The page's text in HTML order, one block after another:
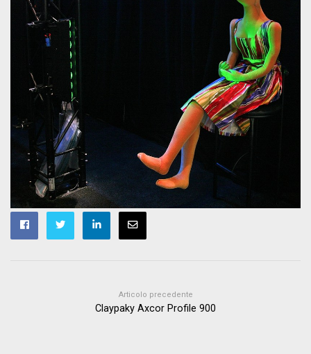
Articolo precedente
Claypaky Axcor Profile 900